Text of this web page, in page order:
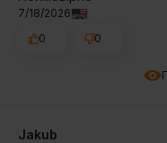
7/18/2026
0
0
Jakub